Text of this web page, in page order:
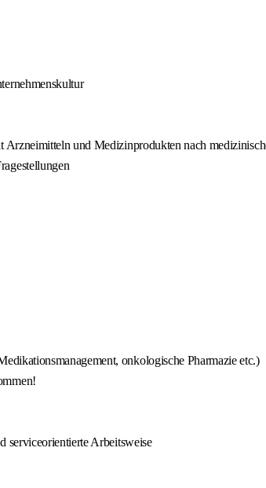
und Medizinprodukten nach
onkologische Pharmazie etc.)
serviceorientierte Arbeitsweise